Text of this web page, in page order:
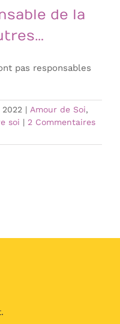
de la
pas responsables
| Amour de Soi,
soi | 2 Commentaires